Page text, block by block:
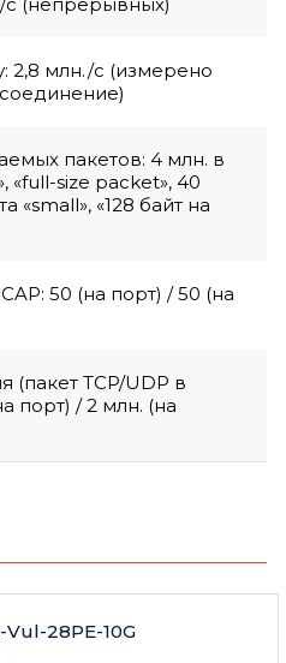
с (непрерывных)
2,8 млн./с (измерено
пакетов: 4 млн. в
«full-size packet», 40
«small», «128 байт на
50 (на порт) / 50 (на
(пакет TCP/UDP в
порт) / 2 млн. (на
Vul-28PE-10G